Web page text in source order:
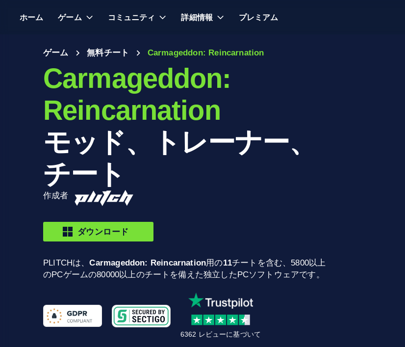
ホーム ゲーム コミュニティ 詳細情報 プレミアム
ゲーム 無料チート Carmageddon: Reincarnation
Carmageddon:
Reincarnation
モッド、トレーナー、
チート
作成者
ダウンロード
PLITCHは、Carmageddon: Reincarnation用の11チートを含む、5800以上
のPCゲームの80000以上のチートを備えた独立したPCソフトウェアです。
6362 レビューに基づいて